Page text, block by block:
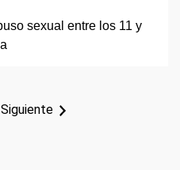
Siguiente